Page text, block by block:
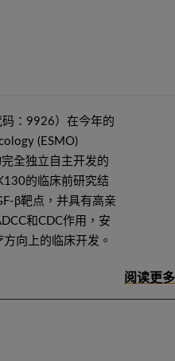
：9926）在今年的
(ESMO)
全独立自主开发的
的临床前研究结
β靶点，并具有高亲
和CDC作用，安
向上的临床开发。